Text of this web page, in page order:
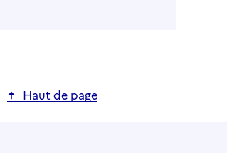
Haut de page